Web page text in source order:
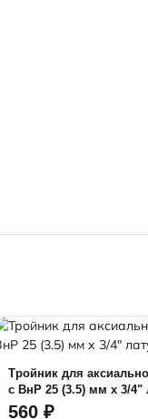
Тройник для
с ВнР 25 (3.5) мм х 3/4"
T2503F
560 ₽